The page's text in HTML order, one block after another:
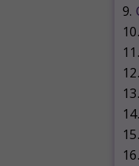
9.
10.
11.
12.
13.
14.
15.
16.